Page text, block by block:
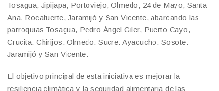
Tosagua, Jipijapa, Portoviejo, Olmedo, 24 de Mayo, Santa
Ana, Rocafuerte, Jaramijó y San Vicente, abarcando las
parroquias Tosagua, Pedro Ángel Giler, Puerto Cayo,
Crucita, Chirijos, Olmedo, Sucre, Ayacucho, Sosote,
Jaramijó y San Vicente.
El objetivo principal de esta iniciativa es mejorar la
resiliencia climática y la seguridad alimentaria de las